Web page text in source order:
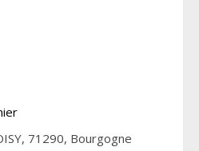
71290, Bourgogne